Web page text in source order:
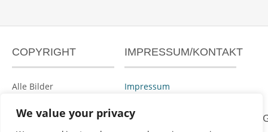
We value your privacy
COPYRIGHT
Alle Bilder
geschützt.
IMPRESSUM/KONTAKT
Impressum